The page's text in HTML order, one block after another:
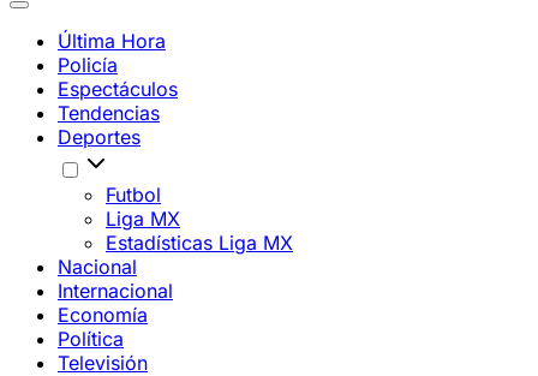
Última Hora
Policía
Espectáculos
Tendencias
Deportes
Futbol
Liga MX
Estadísticas Liga MX
Nacional
Internacional
Economía
Política
Televisión